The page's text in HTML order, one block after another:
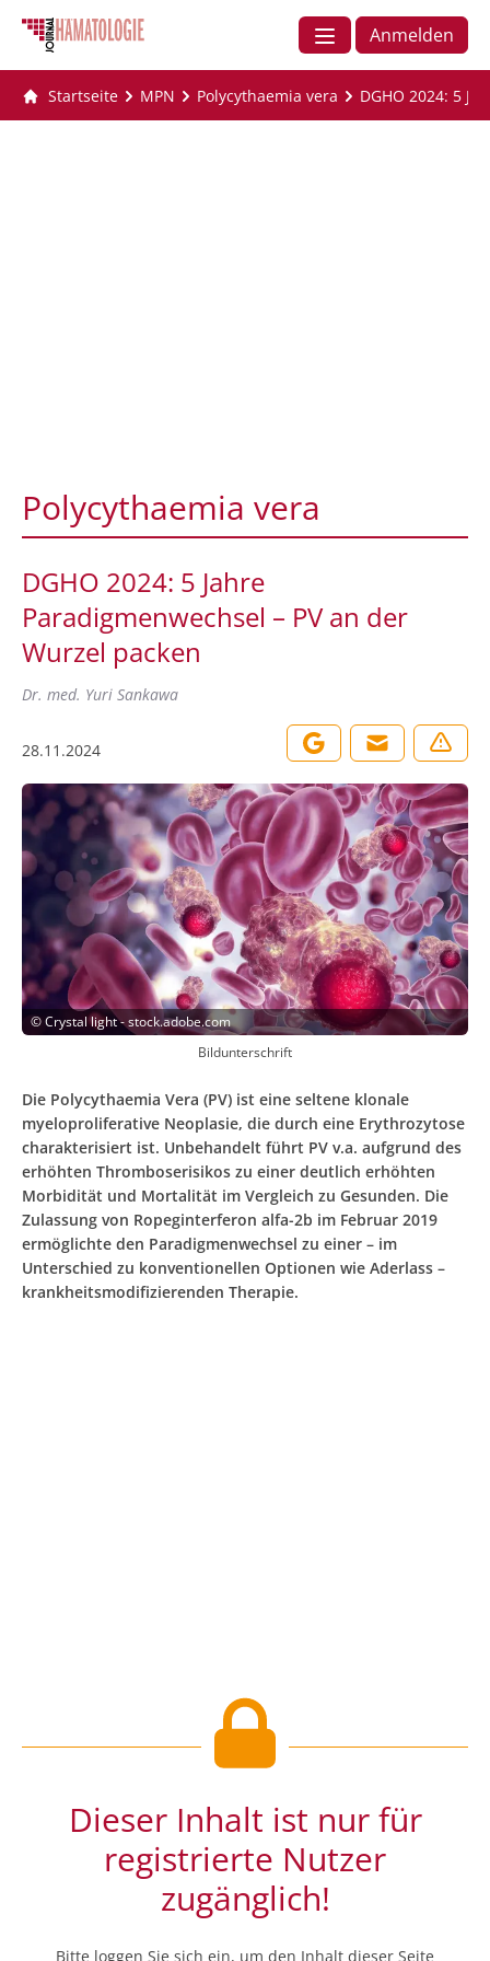
Anmelden
Startseite MPN Polycythaemia vera DGHO 2024: 5
Polycythaemia vera
DGHO 2024: 5 Jahre
Paradigmenwechsel – PV an der
Wurzel packen
Dr. med. Yuri Sankawa
28.11.2024
©Crystal light - stock.adobe.com
Bildunterschrift
Die Polycythaemia Vera (PV) ist eine seltene klonale
myeloproliferative Neoplasie, die durch eine Erythrozytose
charakterisiert ist. Unbehandelt führt PV v.a. aufgrund des
erhöhten Thromboserisikos zu einer deutlich erhöhten
Morbidität und Mortalität im Vergleich zu Gesunden. Die
Zulassung von Ropeginterferon alfa-2b im Februar 2019
ermöglichte den Paradigmenwechsel zu einer – im
Unterschied zu konventionellen Optionen wie Aderlass –
krankheitsmodifizierenden Therapie.
Dieser Inhalt ist nur für
registrierte Nutzer
zugänglich!
Bitte loggen Sie sich ein, um den Inhalt dieser Seite